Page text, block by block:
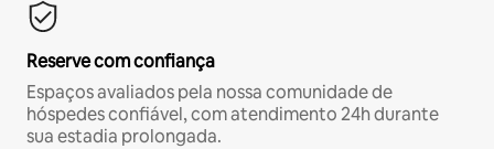
Reserve com confiança
Espaços avaliados pela nossa comunidade de
hóspedes confiável, com atendimento 24h durante
sua estadia prolongada.